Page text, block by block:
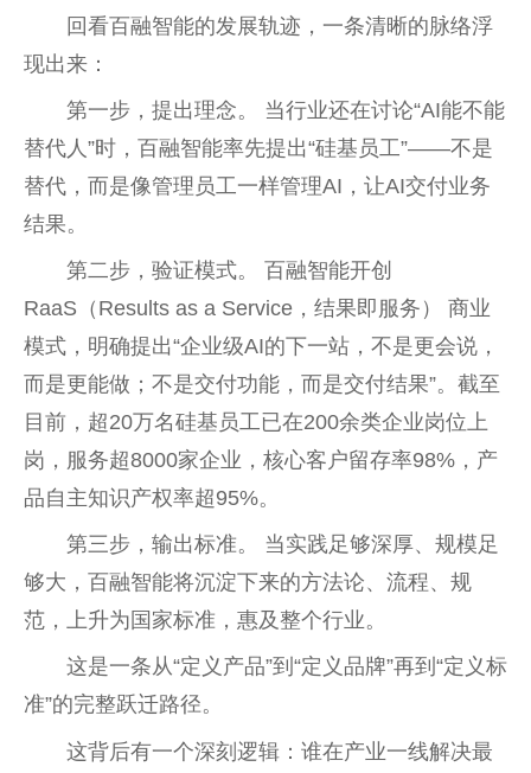
回看百融智能的发展轨迹，一条清晰的脉络浮
现出来：
第一步，提出理念。 当行业还在讨论“AI能不能
替代人”时，百融智能率先提出“硅基员工”——不是
替代，而是像管理员工一样管理AI，让AI交付业务
结果。
第二步，验证模式。 百融智能开创
RaaS（Results as a Service，结果即服务） 商业
模式，明确提出“企业级AI的下一站，不是更会说，
而是更能做；不是交付功能，而是交付结果”。截至
目前，超20万名硅基员工已在200余类企业岗位上
岗，服务超8000家企业，核心客户留存率98%，产
品自主知识产权率超95%。
第三步，输出标准。 当实践足够深厚、规模足
够大，百融智能将沉淀下来的方法论、流程、规
范，上升为国家标准，惠及整个行业。
这是一条从“定义产品”到“定义品牌”再到“定义标
准”的完整跃迁路径。
这背后有一个深刻逻辑：谁在产业一线解决最